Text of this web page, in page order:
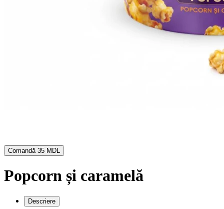
Comandă 35 MDL
Popcorn și caramelă
Descriere